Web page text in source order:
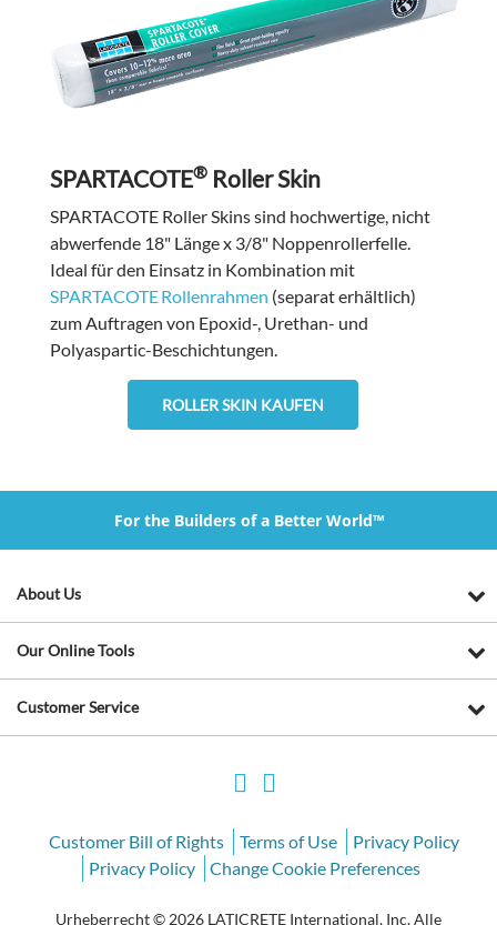
SPARTACOTE®Roller Skin
SPARTACOTE Roller Skins sind hochwertige, nicht
abwerfende 18" Länge x 3/8" Noppenrollerfelle.
Ideal für den Einsatz in Kombination mit
SPARTACOTERollenrahmen (separat erhältlich)
zum Auftragen von Epoxid-, Urethan- und
Polyaspartic-Beschichtungen.
ROLLER SKIN KAUFEN
For the Builders of a Better World™
About Us
Our Online Tools
Customer Service
Customer Bill of Rights Terms of Use
Privacy Policy
Privacy Policy
Change Cookie Preferences
Urheberrecht © 2026 LATICRETE International, Inc. Alle